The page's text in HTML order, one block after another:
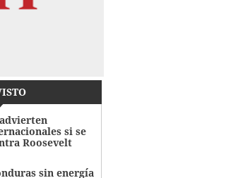
si se
Roosevelt
sin energía